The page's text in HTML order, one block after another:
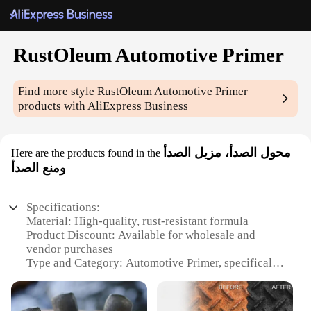
RustOleum Automotive Primer
Find more styleRustOleum Automotive Primer
products with AliExpress Business
Here are the products found in the محول الصدأ، مزيل الصدأ
ومنع الصدأ
Specifications:
Material: High-quality, rust-resistant formula
Product Discount: Available for wholesale and
vendor purchases
Type and Category: Automotive Primer, specifically
Design and Style: Sleek, easy-to-apply design for
professional results